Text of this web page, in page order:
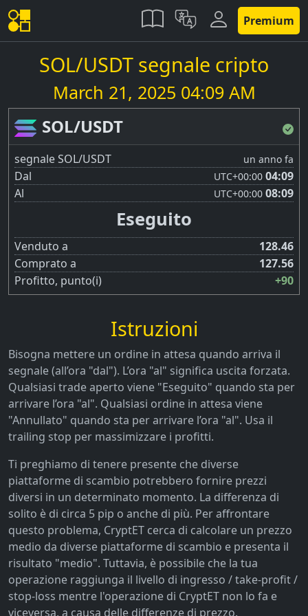
Premium
SOL/USDT segnale cripto
March 21, 2025 04:09 AM
SOL/USDT
segnale SOL/USDT un anno fa
Dal UTC+00:00 04:09
Al
UTC+00:00 08:09
Eseguito
Venduto a
128.46
Comprato a
127.56
Profitto, punto(i)
+90
Istruzioni
Bisogna mettere un ordine in attesa quando arriva il
segnale (all’ora "dal"). L’ora "al" significa uscita forzata.
Qualsiasi trade aperto viene "Eseguito" quando sta per
arrivare l’ora "al". Qualsiasi ordine in attesa viene
"Annullato" quando sta per arrivare l’ora "al". Usa il
trailing stop per massimizzare i profitti.
Ti preghiamo di tenere presente che diverse
piattaforme di scambio potrebbero fornire prezzi
diversi in un determinato momento. La differenza di
solito è di circa 5 pip o anche di più. Per affrontare
questo problema, CryptET cerca di calcolare un prezzo
medio da diverse piattaforme di scambio e presenta il
risultato "medio". Tuttavia, è possibile che la tua
operazione raggiunga il livello di ingresso / take-profit /
stop-loss mentre l'operazione di CryptET non lo fa e
viceversa, a causa delle differenze di prezzo.